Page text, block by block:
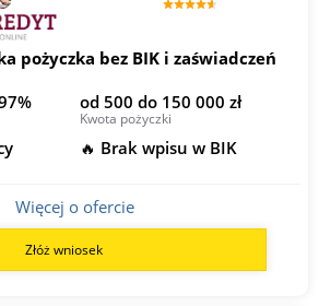
pożyczka bez BIK i zaświadczeń
od 500 do 150 000 zł
Kwota pożyczki
🔥 Brak wpisu w BIK
Więcej o ofercie
Złóż wniosek